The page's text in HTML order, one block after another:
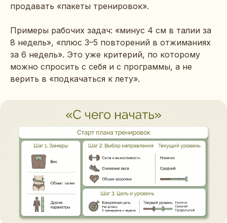
продавать «пакеты тренировок».
Примеры рабочих задач: «минус 4 см в талии за
8 недель», «плюс 3–5 повторений в отжиманиях
за 6 недель». Это уже критерий, по которому
можно спросить с себя и с программы, а не
верить в «подкачаться к лету».